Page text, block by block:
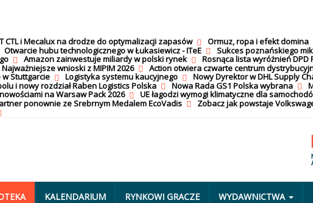
CTL i Mecalux na drodze do optymalizacji zapasów Ormuz, ropa i efekt domina
Otwarcie hubu technologicznego w Łukasiewicz - ITeE Sukces poznańskiego
Amazon zainwestuje miliardy w polski rynek Rosnąca lista wyróżnień DPD
Najważniejsze wnioski z MIPIM 2026 Action otwiera czwarte centrum
Stuttgarcie Logistyka systemu kaucyjnego Nowy Dyrektor w DHL Supply
i nowy rozdział Raben Logistics Polska Nowa Rada GS1 Polska wybrana
na Warsaw Pack 2026 UE łagodzi wymogi klimatyczne dla
ponownie ze Srebrnym Medalem EcoVadis Zobacz jak powstaje
KALENDARIUM RYNKOWI GRACZE WYDAWNICTWA